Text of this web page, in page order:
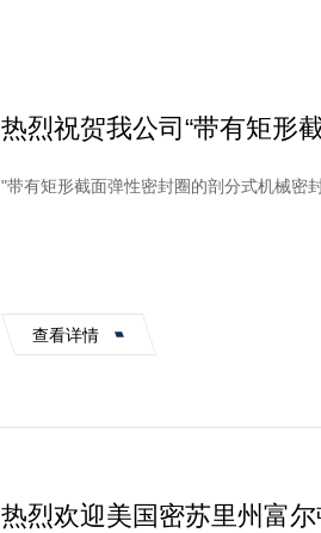
热烈祝贺我公司“带有矩形
"带有矩形截面弹性密封圈的剖分式机械密
查看详情
热烈欢迎美国密苏里州富